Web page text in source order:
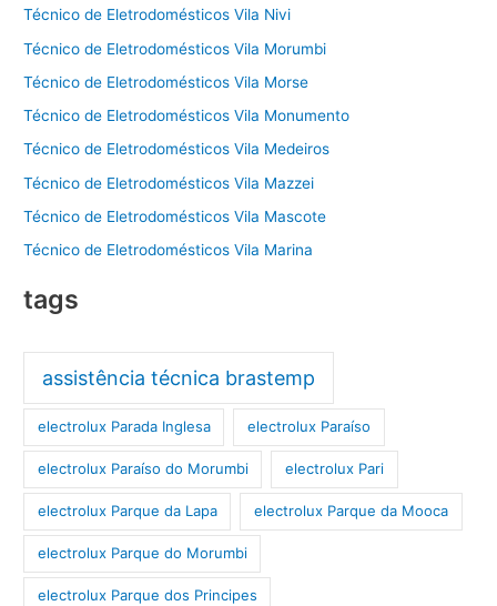
Técnico de Eletrodomésticos Vila Nivi
Técnico de Eletrodomésticos Vila Morumbi
Técnico de Eletrodomésticos Vila Morse
Técnico de Eletrodomésticos Vila Monumento
Técnico de Eletrodomésticos Vila Medeiros
Técnico de Eletrodomésticos Vila Mazzei
Técnico de Eletrodomésticos Vila Mascote
Técnico de Eletrodomésticos Vila Marina
tags
assistência técnica brastemp
electrolux Parada Inglesa electrolux Paraíso
electrolux Paraíso do Morumbi electrolux Pari
electrolux Parque da Lapa electrolux Parque da Mooca
electrolux Parque do Morumbi
electrolux Parque dos Principes